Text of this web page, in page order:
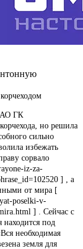
АО ГК
но решила
сильно
избежать
сорвало
iz-za-
] , а
от мира [
poselki-v-
] . Сейчас с
находится под
необходимая
земля для